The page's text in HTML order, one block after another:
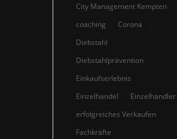
City Management Kempten
coaching
Corona
Diebstahl
Diebstahlprävention
Einkaufserlebnis
Einzelhandel
Einzelhändler
erfolgreiches Verkaufen
Fachkräfte